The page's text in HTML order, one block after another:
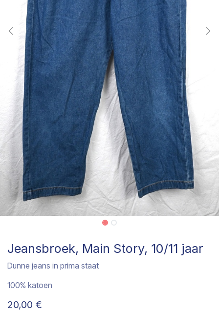
Jeansbroek, Main Story, 10/11 jaar
Dunne jeans in prima staat
100% katoen
20,00 €